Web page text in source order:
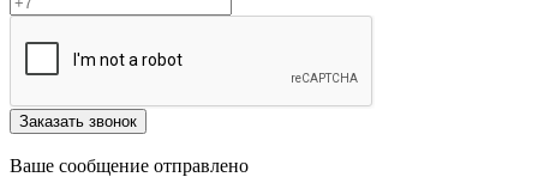
Заказать звонок
Ваше сообщение отправлено